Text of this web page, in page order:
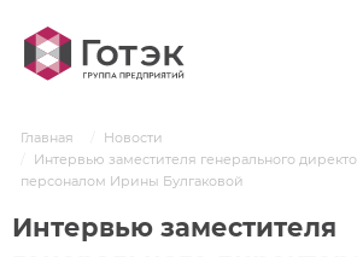
Главная
Новости
Интервью заместителя генерального
персоналом Ирины Булгаковой
Интервью заместителя